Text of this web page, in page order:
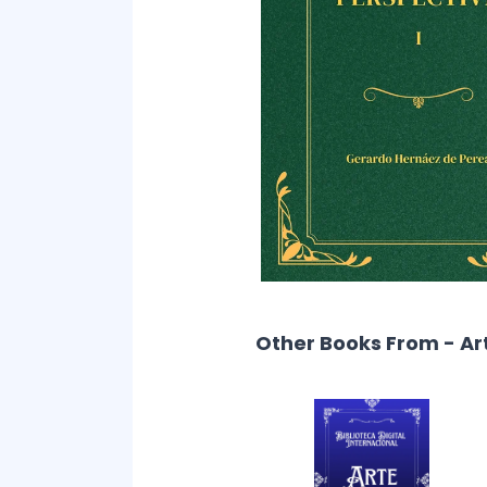
Other Books From -